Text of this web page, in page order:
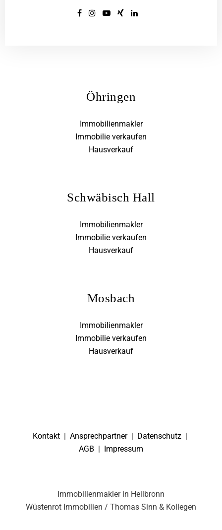
Öhringen
Immobilienmakler
Immobilie verkaufen
Hausverkauf
Schwäbisch Hall
Immobilienmakler
Immobilie verkaufen
Hausverkauf
Mosbach
Immobilienmakler
Immobilie verkaufen
Hausverkauf
Kontakt Ansprechpartner| Datenschutz
AGB
Impressum
Immobilienmakler in Heilbronn
Wüstenrot Immobilien / Thomas Sinn & Kollegen